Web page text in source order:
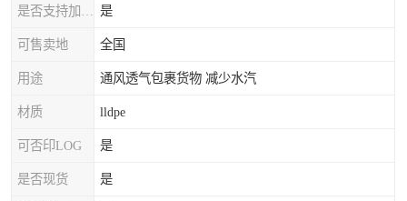
是
可售卖地 全国
用途 通风透气包裹货物 减少水汽
材质 lldpe
可否印LOG 是
是否现货 是